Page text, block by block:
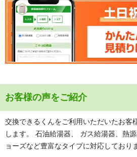
お客様の声をご紹介
交換できるくんをご利用いただいたお客
します。 石油給湯器、 ガス給湯器、熱
ョーズなど豊富なタイプに対応しており